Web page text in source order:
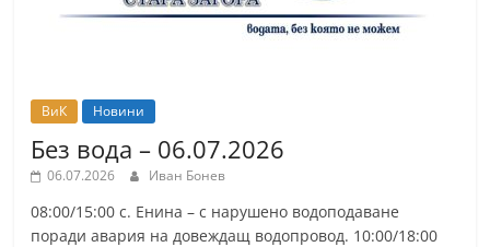
ВиК Новини
Без вода – 06.07.2026
06.07.2026 Иван Бонев
08:00/15:00 с. Енина – с нарушено водоподаване
поради авария на довеждащ водопровод. 10:00/18:00